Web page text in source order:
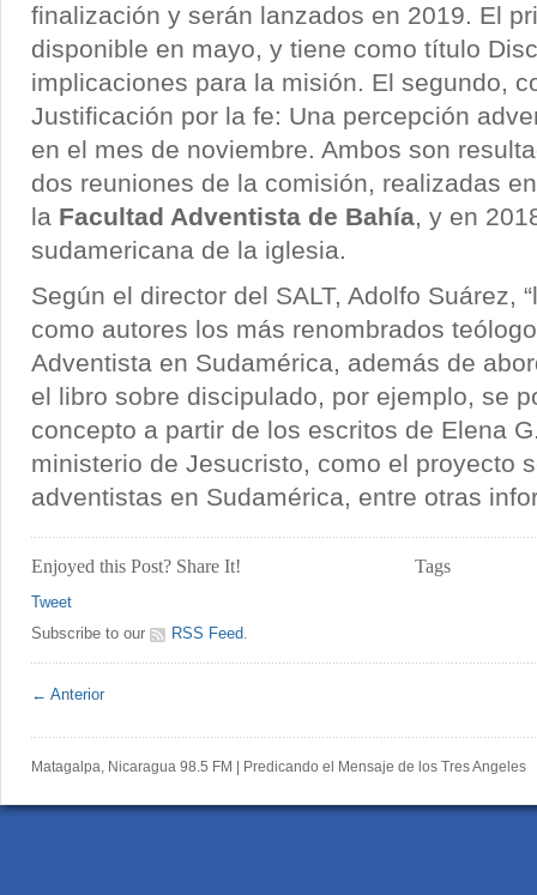
finalización y serán lanzados en 2019. El
disponible en mayo, y tiene como título
implicaciones para la misión. El segundo,
Justificación por la fe: Una percepción
en el mes de noviembre. Ambos son
dos reuniones de la comisión, realizadas
la Facultad Adventista de Bahía, y en
sudamericana de la iglesia.
Según el director del SALT, Adolfo Suárez,
como autores los más renombrados
Adventista en Sudamérica, además de
el libro sobre discipulado, por ejemplo, se
concepto a partir de los escritos de Elena
ministerio de Jesucristo, como el proyecto
adventistas en Sudamérica, entre otras
Enjoyed this Post? Share It!
Tweet
Subscribe to our
RSS Feed.
Tags
← Anterior
Matagalpa, Nicaragua 98.5 FM | Predicando el Mensaje de los Tres Angeles